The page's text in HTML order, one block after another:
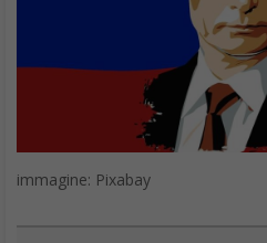
immagine: Pixabay